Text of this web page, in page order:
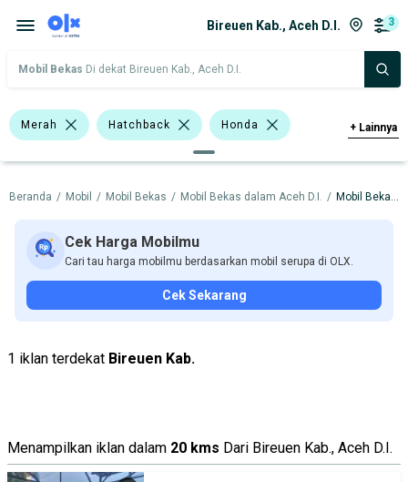
Bireuen Kab., Aceh D.I. 3
Mobil Bekas Di dekat Bireuen Kab., Aceh D.I.
Merah Hatchback Honda
Harga Merek Dan Model Tahun
Tipe Bodi Tipe Membership
+ Lainnya
Beranda / Mobil / Mobil Bekas / Mobil Bekas dalam Aceh D.I. / Mobil Bekas dalam Bireuen Kab.
Cek Harga Mobilmu
Cari tau harga mobilmu berdasarkan mobil serupa di OLX.
Cek Sekarang
1 iklan terdekat Bireuen Kab.
Menampilkan iklan dalam 20 kms Dari Bireuen Kab., Aceh D.I.